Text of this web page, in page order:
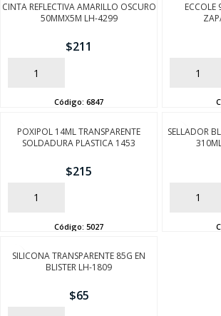
CINTA REFLECTIVA AMARILLO OSCURO
50MMX5M LH-4299
$211
AÑADIR
Código: 6847
ECCOLE
AÑADIR
POXIPOL 14ML TRANSPARENTE
SOLDADURA PLASTICA 1453
$215
AÑADIR
Código: 5027
SELLADOR
AÑADIR
SILICONA TRANSPARENTE 85G EN
BLISTER LH-1809
$65